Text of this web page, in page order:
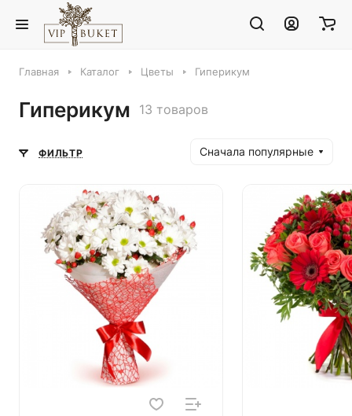
Главная Каталог Цветы Гиперикум
Гиперикум 13 товаров
ФИЛЬТР Сначала популярные